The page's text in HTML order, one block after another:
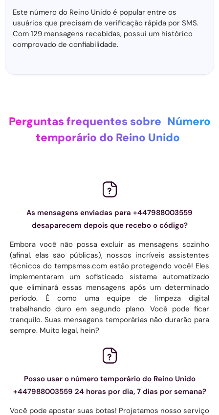
Este número do Reino Unido é popular entre os
usuários que precisam de verificação rápida por SMS.
Com 129 mensagens recebidas, possui um histórico
comprovado de confiabilidade.
Perguntas frequentes sobre Número
temporário do Reino Unido
As mensagens enviadas para +447988003559
desaparecem depois que recebo o código?
Embora você não possa excluir as mensagens sozinho
(afinal, elas são públicas), nossos incríveis assistentes
técnicos do tempsmss.com estão protegendo você! Eles
implementaram um sofisticado sistema automatizado
que eliminará essas mensagens após um determinado
período. É como uma equipe de limpeza digital
trabalhando duro em segundo plano. Você pode ficar
tranquilo. Suas mensagens temporárias não durarão para
sempre. Muito legal, hein?
Posso usar o número temporário do Reino Unido
+447988003559 24 horas por dia, 7 dias por semana?
Você pode apostar suas botas! Projetamos nosso serviço